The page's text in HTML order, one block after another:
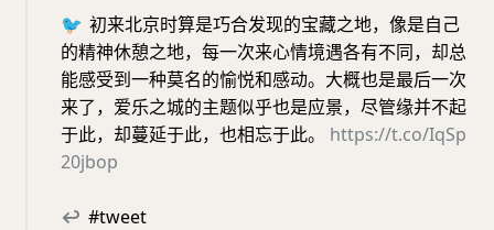
🐦 初来北京时算是巧合发现的宝藏之地，像是自己
的精神休憩之地，每一次来心情境遇各有不同，却总
能感受到一种莫名的愉悦和感动。大概也是最后一次
来了，爱乐之城的主题似乎也是应景，尽管缘并不起
于此，却蔓延于此，也相忘于此。 https://t.co/IqSp
20jbop
↩ #tweet